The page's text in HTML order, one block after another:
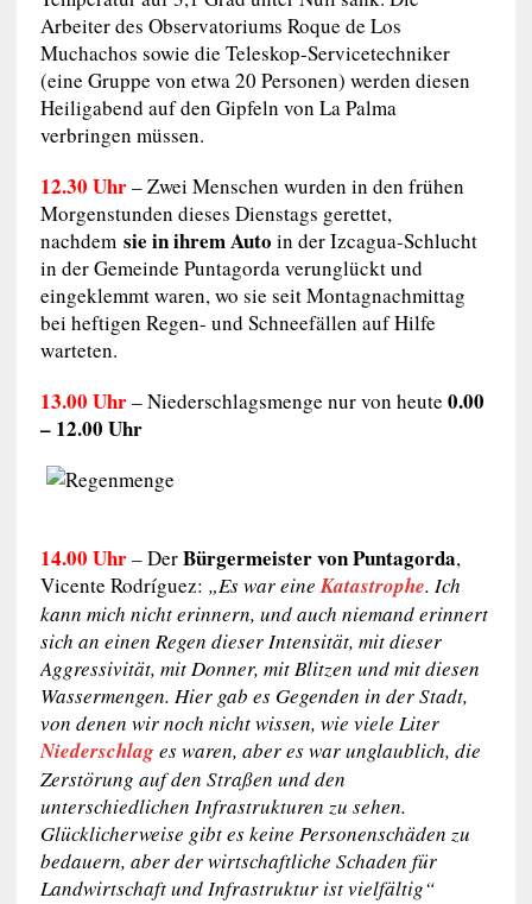
Arbeiter des Observatoriums Roque de Los
Muchachos sowie die Teleskop-Servicetechniker
(eine Gruppe von etwa 20 Personen) werden diesen
Heiligabend auf den Gipfeln von La Palma
verbringen müssen.
12.30 Uhr– Zwei Menschen wurden in den frühen
Morgenstunden dieses Dienstags gerettet,
nachdem sie in ihrem Auto in der Izcagua-Schlucht
in der Gemeinde Puntagorda verunglückt und
eingeklemmt waren, wo sie seit Montagnachmittag
bei heftigen Regen- und Schneefällen auf Hilfe
warteten.
13.00 Uhr– Niederschlagsmenge nur von heute 0.00
– 12.00 Uhr
14.00 Uhr– DerBürgermeister von Puntagorda,
Vicente Rodríguez: „Es war eineKatastrophe. Ich
kann mich nicht erinnern, und auch niemand erinnert
sich an einen Regen dieser Intensität, mit dieser
Aggressivität, mit Donner, mit Blitzen und mit diesen
Wassermengen. Hier gab es Gegenden in der Stadt,
von denen wir noch nicht wissen, wie viele Liter
Niederschlages waren, aber es war unglaublich, die
Zerstörung auf den Straßen und den
unterschiedlichen Infrastrukturen zu sehen.
Glücklicherweise gibt es keine Personenschäden zu
bedauern, aber der wirtschaftliche Schaden für
Landwirtschaft und Infrastruktur ist vielfältig“